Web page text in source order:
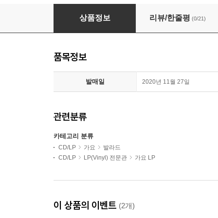
이적 - 6집 Trace [LP]
상품정보 리뷰/한줄평 (0/21)
품목정보
발매일 2020년 11월 27일
관련분류
카테고리 분류
CD/LP 가요
발라드
CD/LP
LP(Vinyl) 전문관 가요 LP
이 상품의 이벤트 (2개)